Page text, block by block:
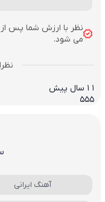
نظر با ارزش شما پس
می شود.
1 1 سال پیش
۵۵۵
آهنگ ایرانی